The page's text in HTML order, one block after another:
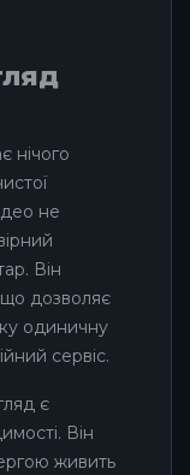
нічого
не
Він
що дозволяє
одиничну
сервіс.
є
Він
живить